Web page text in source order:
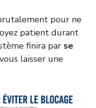
pour ne
patient durant
finira par se
laisser une